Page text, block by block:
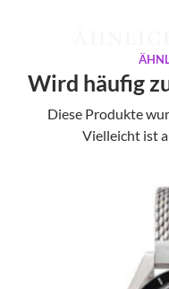
Wird häufig
Diese Produkte
Vielleicht ist